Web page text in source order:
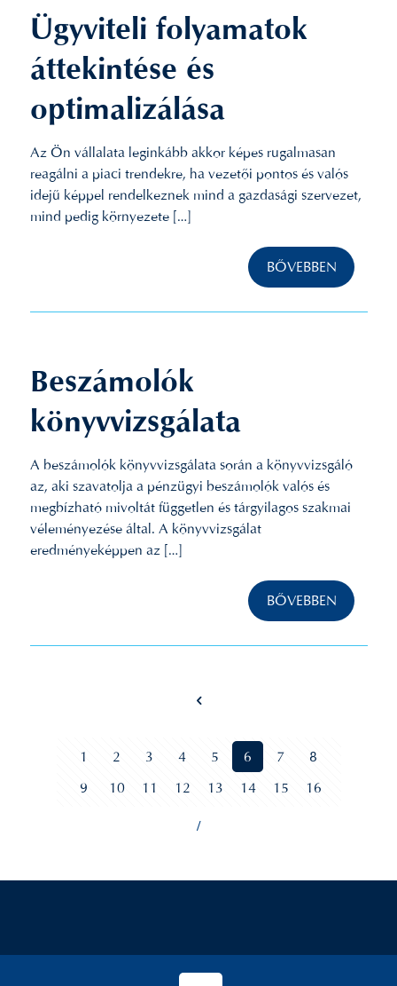
Ügyviteli folyamatok
áttekintése és
optimalizálása
Az Ön vállalata leginkább akkor képes rugalmasan
reagálni a piaci trendekre, ha vezetői pontos és valós
idejű képpel rendelkeznek mind a gazdasági szervezet,
mind pedig környezete […]
BŐVEBBEN
Beszámolók
könyvvizsgálata
A beszámolók könyvvizsgálata során a könyvvizsgáló
az, aki szavatolja a pénzügyi beszámolók valós és
megbízható mivoltát független és tárgyilagos szakmai
véleményezése által. A könyvvizsgálat
eredményeképpen az […]
BŐVEBBEN
1 2 3 4 5 6 7
8
9
10 11 12 13 14 15 16